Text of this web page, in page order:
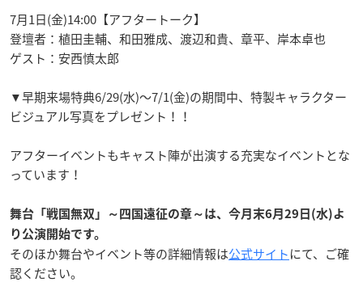
7月1日(金)14:00【アフタートーク】
登壇者：植田圭輔、和田雅成、渡辺和貴、章平、岸本卓也
ゲスト：安西慎太郎
▼早期来場特典6/29(水)～7/1(金)の期間中、特製キャラクター
ビジュアル写真をプレゼント！！
アフターイベントもキャスト陣が出演する充実なイベントとな
っています！
舞台「戦国無双」～四国遠征の章～は、今月末6月29日(水)よ
り公演開始です。
そのほか舞台やイベント等の詳細情報は公式サイトにて、ご確
認ください。